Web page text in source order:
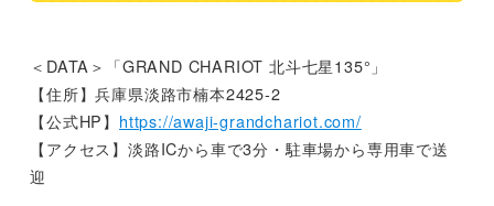
＜DATA＞「GRAND CHARIOT 北斗七星135°」
【住所】兵庫県淡路市楠本2425-2
【公式HP】 https://awaji-grandchariot.com/
【アクセス】淡路ICから車で3分・駐車場から専用車で送
迎